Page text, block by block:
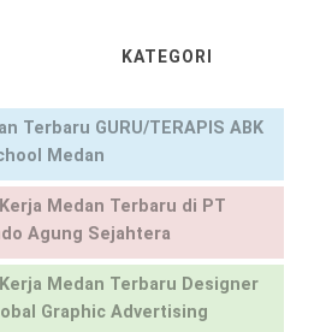
KATEGORI
Terbaru GURU/TERAPIS ABK
Medan
Medan Terbaru di PT
Agung Sejahtera
Medan Terbaru Designer
Graphic Advertising